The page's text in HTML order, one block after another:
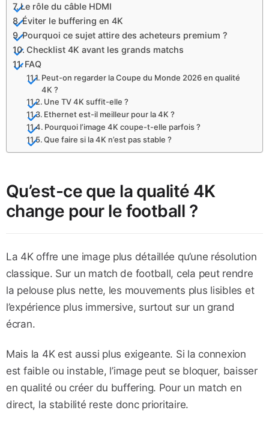
Le rôle du câble HDMI
Éviter le buffering en 4K
Pourquoi ce sujet attire des acheteurs premium ?
Checklist 4K avant les grands matchs
FAQ
Peut-on regarder la Coupe du Monde 2026 en qualité
4K ?
Une TV 4K suffit-elle ?
Ethernet est-il meilleur pour la 4K ?
Pourquoi l’image 4K coupe-t-elle parfois ?
Que faire si la 4K n’est pas stable ?
Qu’est-ce que la qualité 4K
change pour le football ?
La 4K offre une image plus détaillée qu’une résolution
classique. Sur un match de football, cela peut rendre
la pelouse plus nette, les mouvements plus lisibles et
l’expérience plus immersive, surtout sur un grand
écran.
Mais la 4K est aussi plus exigeante. Si la connexion
est faible ou instable, l’image peut se bloquer, baisser
en qualité ou créer du buffering. Pour un match en
direct, la stabilité reste donc prioritaire.